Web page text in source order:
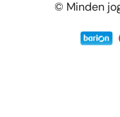
© Minden